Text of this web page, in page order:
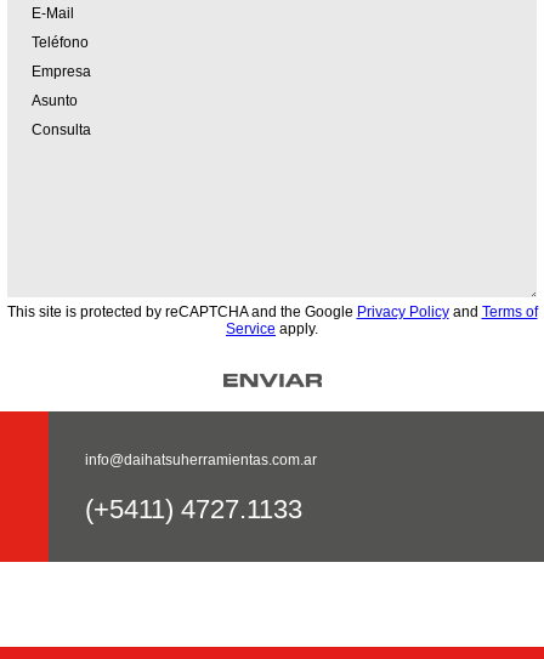
info@daihatsuherramientas.com.ar
(+5411) 4727.1133
This site is protected by reCAPTCHA and the Google Privacy Policyand Terms of
Service apply.